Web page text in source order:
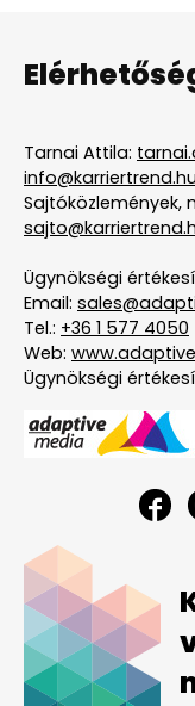
Tarnai Attila:
info@karriertrend.hu
Sajtóközlemények,
Ügynökségi
Email:
Tel.: +36 1 577 4050
Web:
Ügynökségi